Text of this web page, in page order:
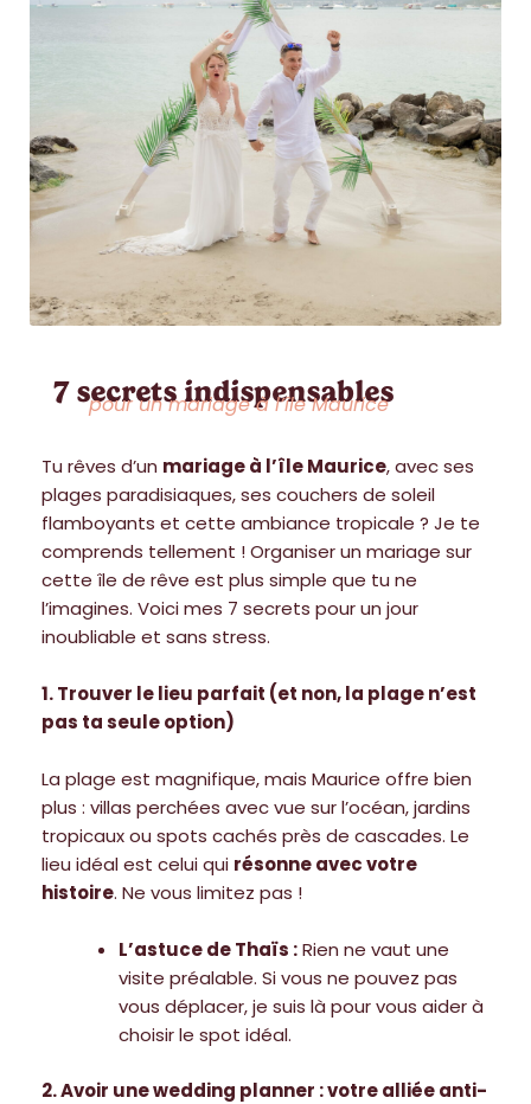
7 secrets indispensables
pour un mariage à l’île Maurice
Tu rêves d’un mariage à l’île Maurice, avec ses
plages paradisiaques, ses couchers de soleil
flamboyants et cette ambiance tropicale ? Je te
comprends tellement ! Organiser un mariage sur
cette île de rêve est plus simple que tu ne
l’imagines. Voici mes 7 secrets pour un jour
inoubliable et sans stress.
1. Trouver le lieu parfait (et non, la plage n’est
pas ta seule option)
La plage est magnifique, mais Maurice offre bien
plus : villas perchées avec vue sur l’océan, jardins
tropicaux ou spots cachés près de cascades. Le
lieu idéal est celui qui résonne avec votre
histoire. Ne vous limitez pas !
L’astuce de Thaïs :Rien ne vaut une
visite préalable. Si vous ne pouvez pas
vous déplacer, je suis là pour vous aider à
choisir le spot idéal.
2. Avoir une wedding planner : votre alliée anti-